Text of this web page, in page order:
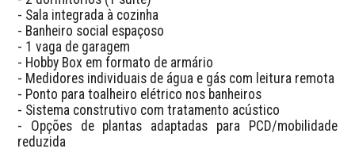
- Sala integrada à cozinha
- Banheiro social espaçoso
- 1 vaga de garagem
- Hobby Box em formato de armário
- Medidores individuais de água e gás com leitura remota
- Ponto para toalheiro elétrico nos banheiros
- Sistema construtivo com tratamento acústico
- Opções de plantas adaptadas para PCD/mobilidade
reduzida